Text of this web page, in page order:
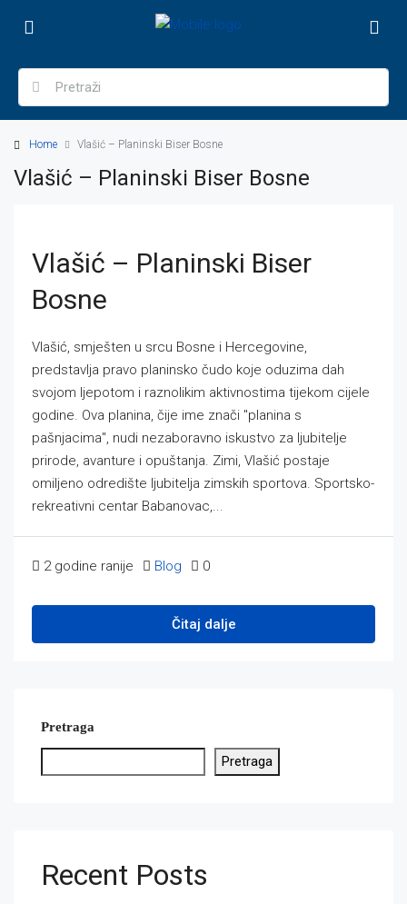
Home Vlašić – Planinski Biser Bosne
Vlašić – Planinski Biser Bosne
Vlašić – Planinski Biser
Bosne
Vlašić, smješten u srcu Bosne i Hercegovine,
predstavlja pravo planinsko čudo koje oduzima dah
svojom ljepotom i raznolikim aktivnostima tijekom cijele
godine. Ova planina, čije ime znači "planina s
pašnjacima", nudi nezaboravno iskustvo za ljubitelje
prirode, avanture i opuštanja. Zimi, Vlašić postaje
omiljeno odredište ljubitelja zimskih sportova. Sportsko-
rekreativni centar Babanovac,...
2 godine ranije Blog 0
Čitaj dalje
Pretraga
Pretraga
Recent Posts